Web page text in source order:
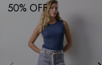
50